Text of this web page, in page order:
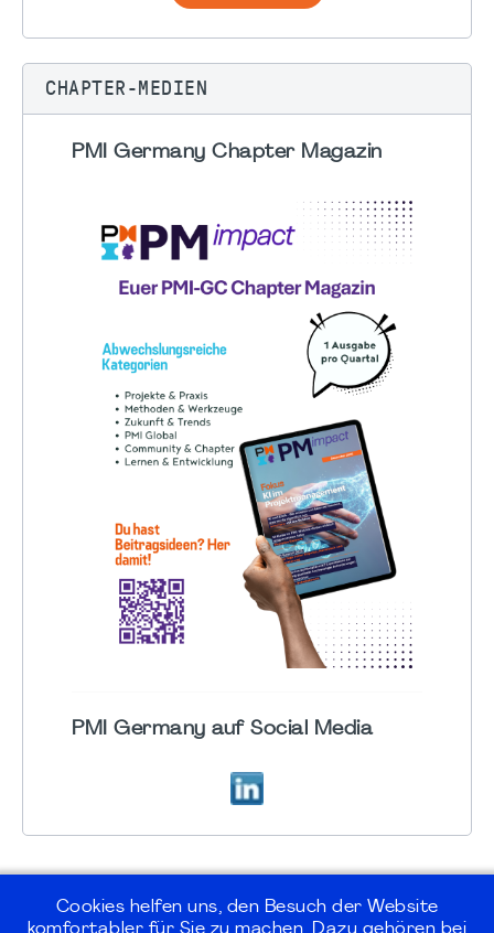
CHAPTER-MEDIEN
PMI Germany Chapter Magazin
PMI Germany auf Social Media
Cookies helfen uns, den Besuch der Website